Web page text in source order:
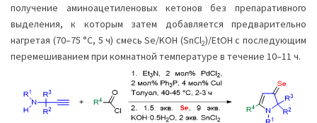
получение аминоацетиленовых кетонов без препаративного
выделения, к которым затем добавляется предварительно
нагретая (70–75 °С, 5 ч) смесь Se/KOH (SnCl2)/EtOH с последующим
перемешиванием при комнатной температуре в течение 10–11 ч.